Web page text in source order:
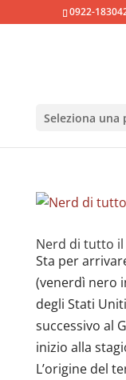
0922-
Seleziona una
Nerd di tutto il
Sta per
(venerdì nero
degli Stati
successivo al
inizio alla
L’origine del